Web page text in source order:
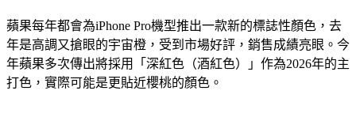
蘋果每年都會為iPhone Pro機型推出一款新的標誌性顏色，去
年是高調又搶眼的宇宙橙，受到市場好評，銷售成績亮眼。今
年蘋果多次傳出將採用「深紅色（酒紅色）」作為2026年的主
打色，實際可能是更貼近櫻桃的顏色。